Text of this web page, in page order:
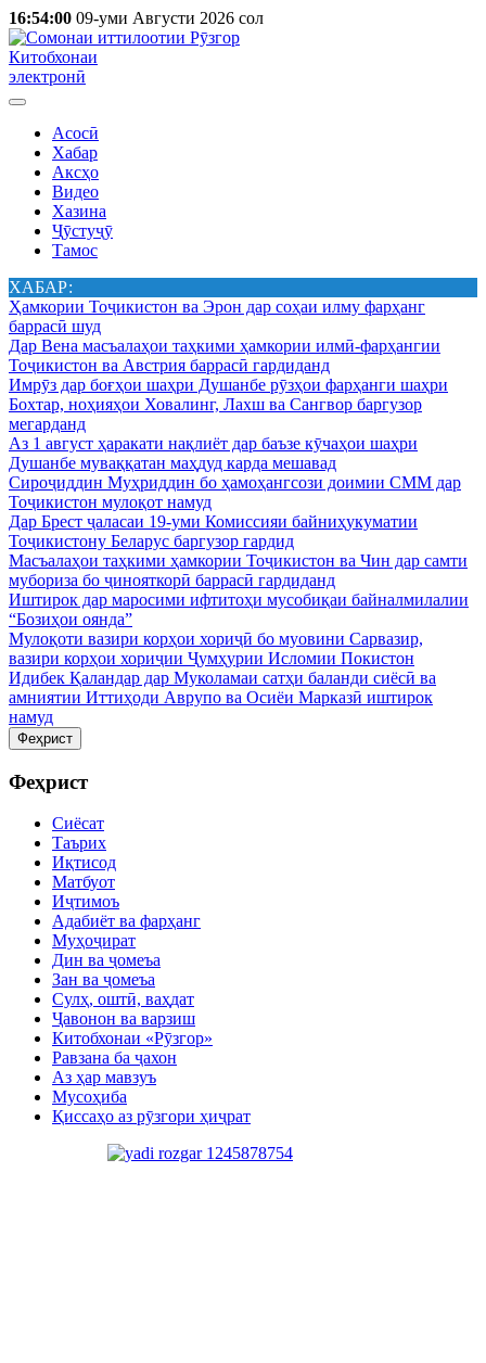
16:54:00 09-уми Августи 2026 сол
Китобхонаи
электронӣ
Асосӣ
Хабар
Аксҳо
Видео
Хазина
Ҷӯстуҷӯ
Тамос
ХАБАР:
Ҳамкории Тоҷикистон ва Эрон дар соҳаи илму фарҳанг
баррасӣ шуд
Дар Вена масъалаҳои таҳкими ҳамкории илмӣ-фарҳангии
Тоҷикистон ва Австрия баррасӣ гардиданд
Имрӯз дар боғҳои шаҳри Душанбе рӯзҳои фарҳанги шаҳри
Бохтар, ноҳияҳои Ховалинг, Лахш ва Сангвор баргузор
мегарданд
Аз 1 август ҳаракати нақлиёт дар баъзе кӯчаҳои шаҳри
Душанбе муваққатан маҳдуд карда мешавад
Сироҷиддин Муҳриддин бо ҳамоҳангсози доимии СММ дар
Тоҷикистон мулоқот намуд
Дар Брест ҷаласаи 19-уми Комиссияи байниҳукуматии
Тоҷикистону Беларус баргузор гардид
Масъалаҳои таҳкими ҳамкории Тоҷикистон ва Чин дар самти
мубориза бо ҷинояткорӣ баррасӣ гардиданд
Иштирок дар маросими ифтитоҳи мусобиқаи байналмилалии
“Бозиҳои оянда”
Мулоқоти вазири корҳои хориҷӣ бо муовини Сарвазир,
вазири корҳои хориҷии Ҷумҳурии Исломии Покистон
Идибек Қаландар дар Муколамаи сатҳи баланди сиёсӣ ва
амниятии Иттиҳоди Аврупо ва Осиёи Марказӣ иштирок
намуд
Феҳрист
Феҳрист
Сиёсат
Таърих
Иқтисод
Матбуот
Иҷтимоъ
Адабиёт ва фарҳанг
Муҳоҷират
Дин ва ҷомеъа
Зан ва ҷомеъа
Сулҳ, оштӣ, ваҳдат
Ҷавонон ва варзиш
Китобхонаи «Рӯзгор»
Равзана ба ҷахон
Аз ҳар мавзуъ
Мусоҳиба
Қиссаҳо аз рӯзгори ҳиҷрат